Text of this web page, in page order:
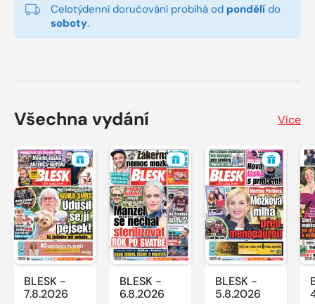
Celotýdenní doručování probíhá od pondělí do
soboty.
Všechna vydání Více
BLESK -
7.8.2026
BLESK -
6.8.2026
BLESK -
5.8.2026